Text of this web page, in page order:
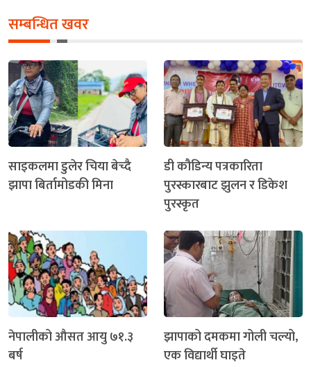
सम्बन्धित खवर
साइकलमा डुलेर चिया बेच्दै
झापा बिर्तामोडकी मिना
डी कौडिन्य पत्रकारिता
पुरस्कारबाट झुलन र डिकेश
पुरस्कृत
नेपालीको औसत आयु ७१.३
बर्ष
झापाको दमकमा गोली चल्यो,
एक विद्यार्थी घाइते